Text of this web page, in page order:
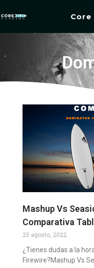
Core
Mashup Vs
Comparativa
25 agosto, 2022
¿Tienes dudas a la
Firewire?Mashup Vs